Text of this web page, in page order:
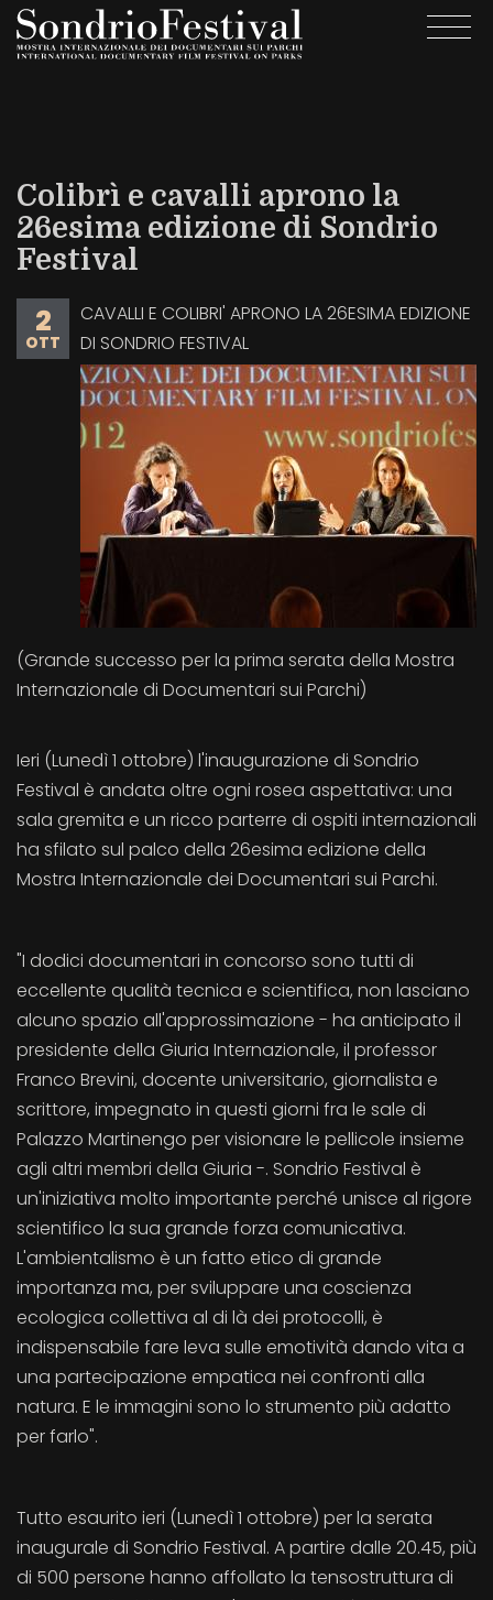
Salta
Colibrì e cavalli aprono la
26esima edizione di Sondrio
Festival
2
OTT
CAVALLI E COLIBRI' APRONO LA 26ESIMA EDIZIONE
DI SONDRIO FESTIVAL
(Grande successo per la prima serata della Mostra
Internazionale di Documentari sui Parchi)
Ieri (Lunedì 1 ottobre) l'inaugurazione di Sondrio
Festival è andata oltre ogni rosea aspettativa: una
sala gremita e un ricco parterre di ospiti internazionali
ha sfilato sul palco della 26esima edizione della
Mostra Internazionale dei Documentari sui Parchi.
"I dodici documentari in concorso sono tutti di
eccellente qualità tecnica e scientifica, non lasciano
alcuno spazio all'approssimazione - ha anticipato il
presidente della Giuria Internazionale, il professor
Franco Brevini, docente universitario, giornalista e
scrittore, impegnato in questi giorni fra le sale di
Palazzo Martinengo per visionare le pellicole insieme
agli altri membri della Giuria -. Sondrio Festival è
un'iniziativa molto importante perché unisce al rigore
scientifico la sua grande forza comunicativa.
L'ambientalismo è un fatto etico di grande
importanza ma, per sviluppare una coscienza
ecologica collettiva al di là dei protocolli, è
indispensabile fare leva sulle emotività dando vita a
una partecipazione empatica nei confronti alla
natura. E le immagini sono lo strumento più adatto
per farlo".
Tutto esaurito ieri (Lunedì 1 ottobre) per la serata
inaugurale di Sondrio Festival. A partire dalle 20.45, più
di 500 persone hanno affollato la tensostruttura di